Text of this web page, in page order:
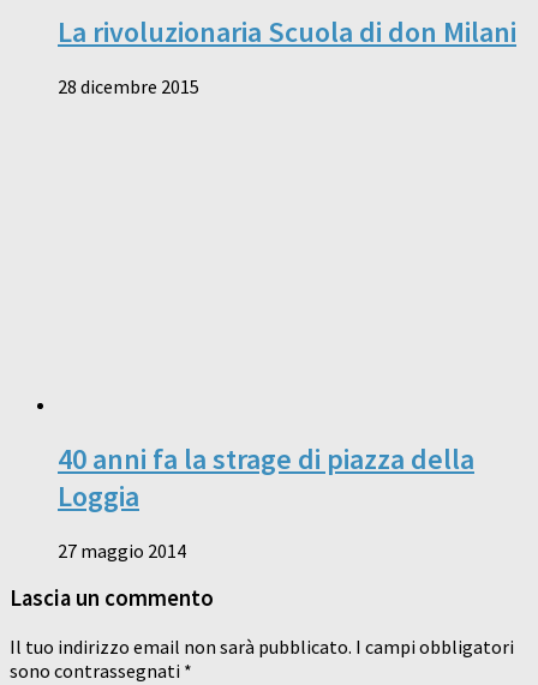
La rivoluzionaria Scuola di don Milani
28 dicembre 2015
40 anni fa la strage di piazza della
Loggia
27 maggio 2014
Lascia un commento
Il tuo indirizzo email non sarà pubblicato. I campi obbligatori
sono contrassegnati *